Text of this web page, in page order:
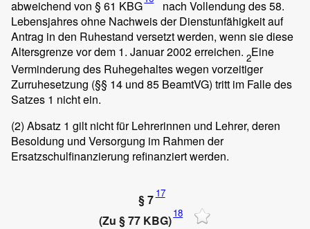
abweichend von § 61 KBG
nach Vollendung des 58.
Lebensjahres ohne Nachweis der Dienstunfähigkeit auf
Antrag in den Ruhestand versetzt werden, wenn sie diese
Altersgrenze vor dem 1. Januar 2002 erreichen. 2Eine
Verminderung des Ruhegehaltes wegen vorzeitiger
Zurruhesetzung (§§ 14 und 85 BeamtVG) tritt im Falle des
Satzes 1 nicht ein.
(2) Absatz 1 gilt nicht für Lehrerinnen und Lehrer, deren
Besoldung und Versorgung im Rahmen der
Ersatzschulfinanzierung refinanziert werden.
§ 7 17
(Zu § 77 KBG)18